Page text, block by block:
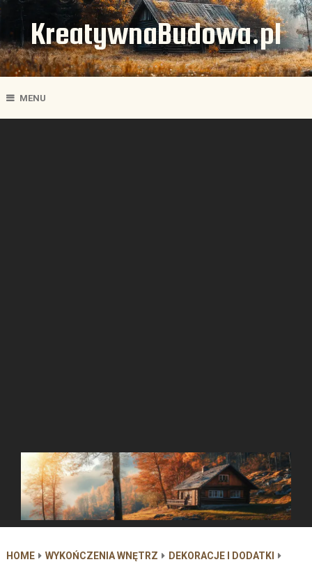
KreatywnaBudowa.pl
MENU
HOME WYKOŃCZENIA WNĘTRZ
DEKORACJE I DODATKI